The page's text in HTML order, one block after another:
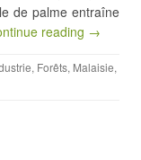
de palme entraîne
reading →
, Forêts, Malaisie,